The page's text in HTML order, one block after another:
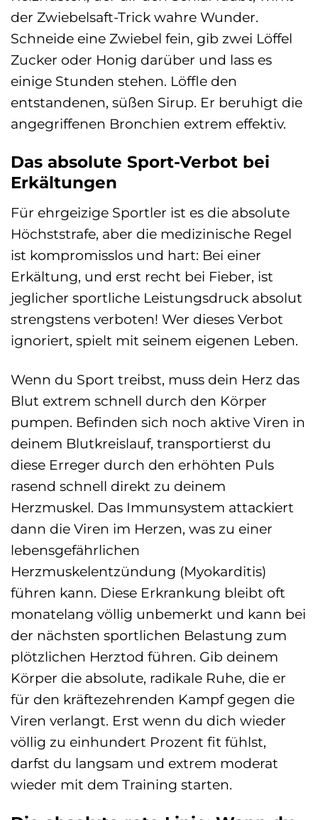
der Zwiebelsaft-Trick wahre Wunder.
Schneide eine Zwiebel fein, gib zwei Löffel
Zucker oder Honig darüber und lass es
einige Stunden stehen. Löffle den
entstandenen, süßen Sirup. Er beruhigt die
angegriffenen Bronchien extrem effektiv.
Das absolute Sport-Verbot bei
Erkältungen
Für ehrgeizige Sportler ist es die absolute
Höchststrafe, aber die medizinische Regel
ist kompromisslos und hart: Bei einer
Erkältung, und erst recht bei Fieber, ist
jeglicher sportliche Leistungsdruck absolut
strengstens verboten! Wer dieses Verbot
ignoriert, spielt mit seinem eigenen Leben.
Wenn du Sport treibst, muss dein Herz das
Blut extrem schnell durch den Körper
pumpen. Befinden sich noch aktive Viren in
deinem Blutkreislauf, transportierst du
diese Erreger durch den erhöhten Puls
rasend schnell direkt zu deinem
Herzmuskel. Das Immunsystem attackiert
dann die Viren im Herzen, was zu einer
lebensgefährlichen
Herzmuskelentzündung (Myokarditis)
führen kann. Diese Erkrankung bleibt oft
monatelang völlig unbemerkt und kann bei
der nächsten sportlichen Belastung zum
plötzlichen Herztod führen. Gib deinem
Körper die absolute, radikale Ruhe, die er
für den kräftezehrenden Kampf gegen die
Viren verlangt. Erst wenn du dich wieder
völlig zu einhundert Prozent fit fühlst,
darfst du langsam und extrem moderat
wieder mit dem Training starten.